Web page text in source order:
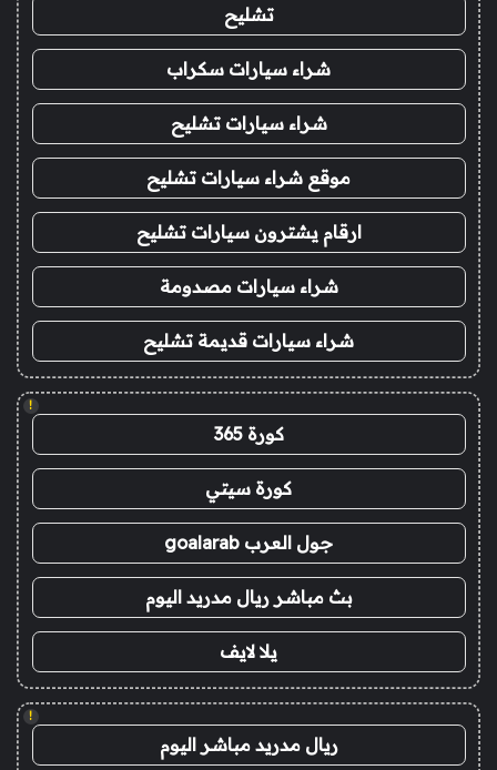
تشليح
شراء سيارات سكراب
شراء سيارات تشليح
موقع شراء سيارات تشليح
ارقام يشترون سيارات تشليح
شراء سيارات مصدومة
شراء سيارات قديمة تشليح
!
كورة 365
كورة سيتي
جول العرب goalarab
بث مباشر ريال مدريد اليوم
يلا لايف
!
ريال مدريد مباشر اليوم